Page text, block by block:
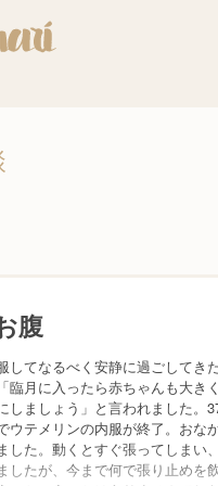
腹
してなるべく安静に過ごしてき
臨月に入ったら赤ちゃんも大き
しましょう」と言われました。
ウテメリンの内服が終了。おな
した。動くとすぐ張ってしまい
したが、今まで何で張り止めを